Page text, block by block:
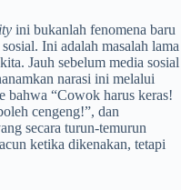
ini bukanlah fenomena baru
Ini adalah masalah lama
Jauh sebelum media sosial
narasi ini melalui
bahwa “Cowok harus keras!
cengeng!”, dan
secara turun-temurun
ketika dikenakan, tetapi